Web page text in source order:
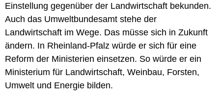
Einstellung gegenüber der Landwirtschaft bekunden.
Auch das Umweltbundesamt stehe der
Landwirtschaft im Wege. Das müsse sich in Zukunft
ändern. In Rheinland-Pfalz würde er sich für eine
Reform der Ministerien einsetzen. So würde er ein
Ministerium für Landwirtschaft, Weinbau, Forsten,
Umwelt und Energie bilden.